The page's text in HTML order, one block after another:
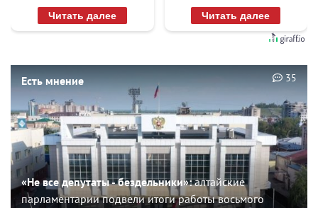
Читать далее Читать далее
Есть мнение
«Не все депутаты - бездельники»:алтайские
парламентарии подвели итоги работы восьмого
35